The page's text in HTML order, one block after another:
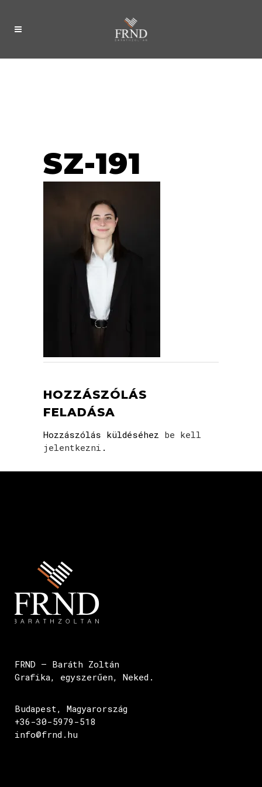
SZ-191
HOZZÁSZÓLÁS
FELADÁSA
Hozzászólás küldéséhez be kell
jelentkezni .
FRND – Baráth Zoltán
Grafika, egyszerűen, Neked.
Budapest, Magyarország
+36-30-5979-518
info@frnd.hu